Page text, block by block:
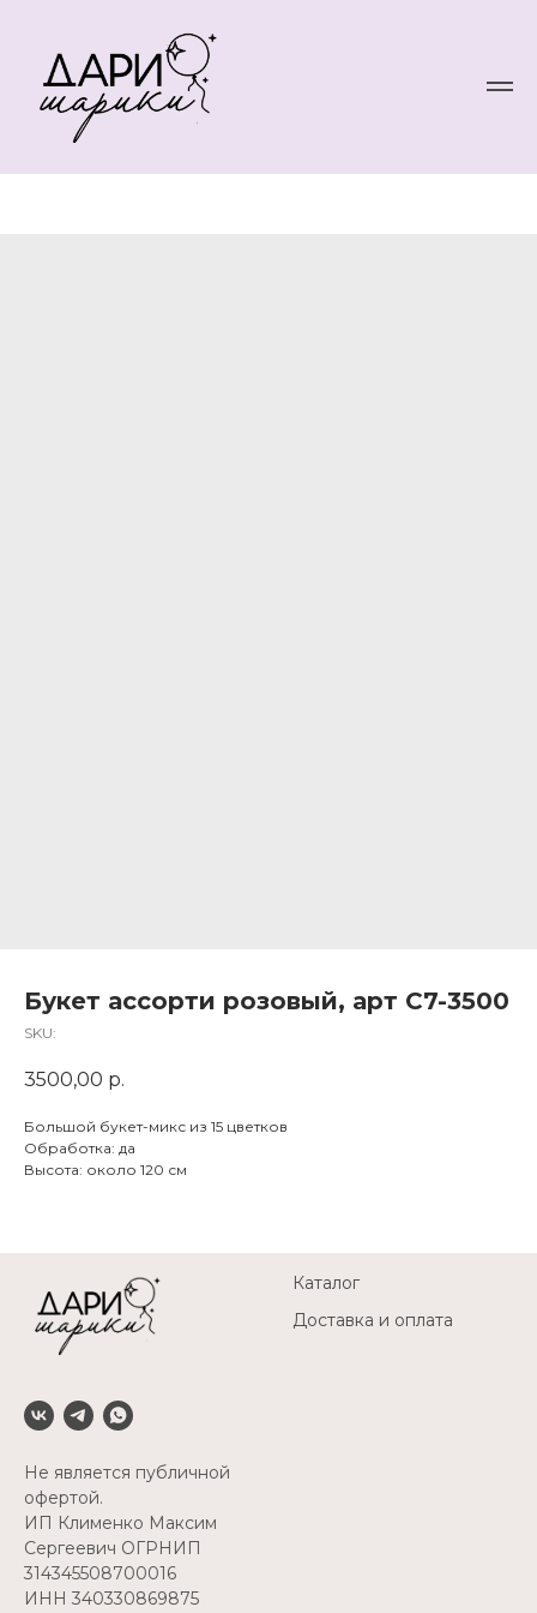
Букет ассорти розовый, арт С7-3500
SKU:
3500,00 р.
Большой букет-микс из 15 цветков
Обработка: да
Высота: около 120 см
Не является публичной
офертой.
ИП Клименко Максим
Сергеевич ОГРНИП
314345508700016
ИНН 340330869875
Каталог
Доставка и оплата